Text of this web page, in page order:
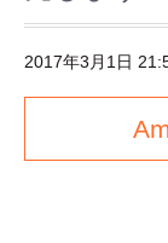
2017年3月1日